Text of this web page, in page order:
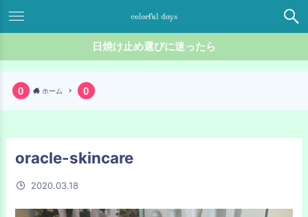
日焼け止め選びに迷ったら
ホーム
oracle-skincare
2020.03.18